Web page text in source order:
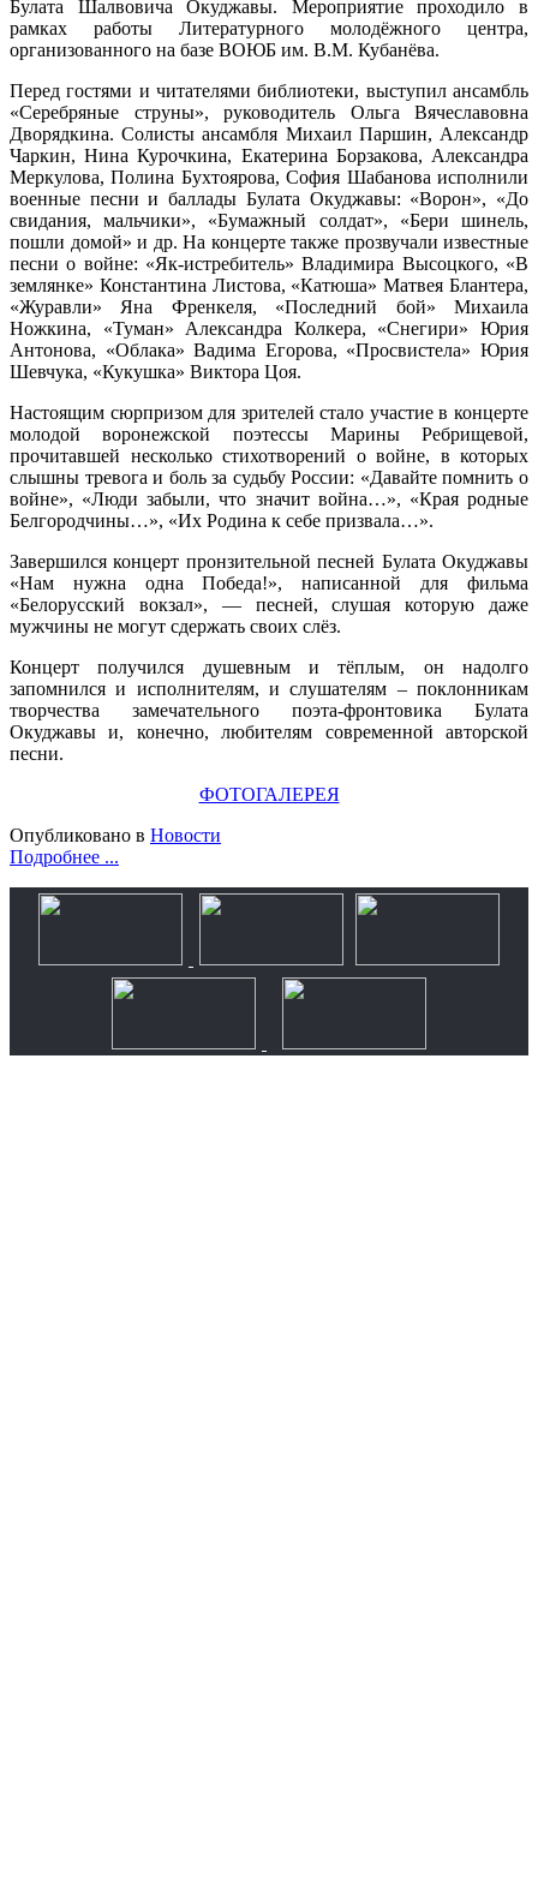
Булата Шалвовича Окуджавы. Мероприятие проходило в
рамках работы Литературного молодёжного центра,
организованного на базе ВОЮБ им. В.М. Кубанёва.
Перед гостями и читателями библиотеки, выступил ансамбль
«Серебряные струны», руководитель Ольга Вячеславовна
Дворядкина. Солисты ансамбля Михаил Паршин, Александр
Чаркин, Нина Курочкина, Екатерина Борзакова, Александра
Меркулова, Полина Бухтоярова, София Шабанова исполнили
военные песни и баллады Булата Окуджавы: «Ворон», «До
свидания, мальчики», «Бумажный солдат», «Бери шинель,
пошли домой» и др. На концерте также прозвучали известные
песни о войне: «Як-истребитель» Владимира Высоцкого, «В
землянке» Константина Листова, «Катюша» Матвея Блантера,
«Журавли» Яна Френкеля, «Последний бой» Михаила
Ножкина, «Туман» Александра Колкера, «Снегири» Юрия
Антонова, «Облака» Вадима Егорова, «Просвистела» Юрия
Шевчука, «Кукушка» Виктора Цоя.
Настоящим сюрпризом для зрителей стало участие в концерте
молодой воронежской поэтессы Марины Ребрищевой,
прочитавшей несколько стихотворений о войне, в которых
слышны тревога и боль за судьбу России: «Давайте помнить о
войне», «Люди забыли, что значит война…», «Края родные
Белгородчины…», «Их Родина к себе призвала…».
Завершился концерт пронзительной песней Булата Окуджавы
«Нам нужна одна Победа!», написанной для фильма
«Белорусский вокзал», — песней, слушая которую даже
мужчины не могут сдержать своих слёз.
Концерт получился душевным и тёплым, он надолго
запомнился и исполнителям, и слушателям – поклонникам
творчества замечательного поэта-фронтовика Булата
Окуджавы и, конечно, любителям современной авторской
песни.
ФОТОГАЛЕРЕЯ
Опубликовано в Новости
Подробнее ...